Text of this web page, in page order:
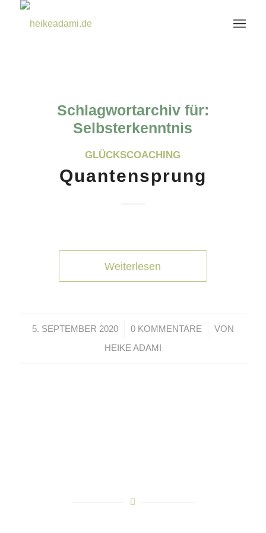
Schlagwortarchiv für:
Selbsterkenntnis
GLÜCKSCOACHING
Quantensprung
Weiterlesen
5. SEPTEMBER 2020
/ 0 KOMMENTARE
/
VON
HEIKE ADAMI